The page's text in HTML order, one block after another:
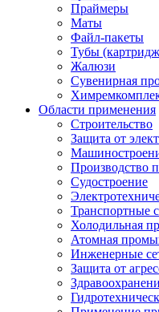
Праймеры
Маты
Файл-пакеты
Тубы
Жалюзи
Сувенирная
Области применения
Строительство
Защита от
Производство
Судостроение
Транспортные
Холодильная
Атомная
Инженерные
Защита от